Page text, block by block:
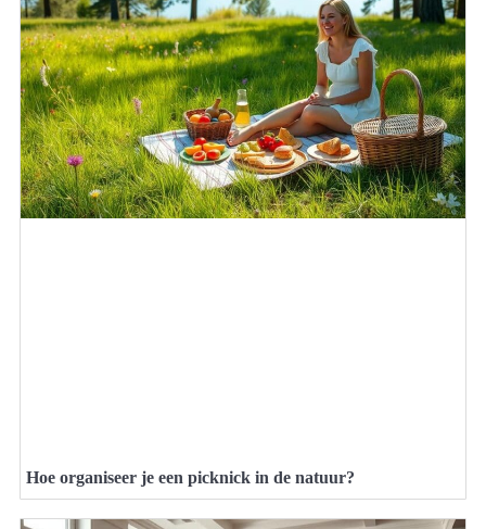
Hoe organiseer je een picknick in de natuur?